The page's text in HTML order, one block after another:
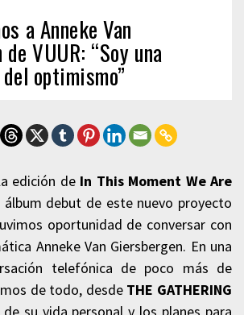
a Anneke Van
VUUR: “Soy una
optimismo”
edición de In This Moment We Are
álbum debut de este nuevo proyecto
oportunidad de conversar con
Anneke Van Giersbergen. En una
telefónica de poco más de
de todo, desde THE GATHERING